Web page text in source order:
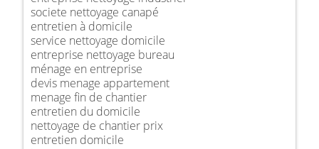
societe nettoyage canapé
entretien à domicile
service nettoyage domicile
entreprise nettoyage bureau
ménage en entreprise
devis menage appartement
menage fin de chantier
entretien du domicile
nettoyage de chantier prix
entretien domicile